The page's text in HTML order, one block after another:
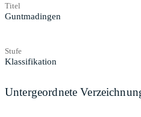
Titel
Guntmadingen
Stufe
Klassifikation
Untergeordnete